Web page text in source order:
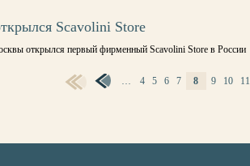
Scavolini Store
открылся первый фирменный Scavolini Store в России
… 4 5 6 7 8 9 10 11